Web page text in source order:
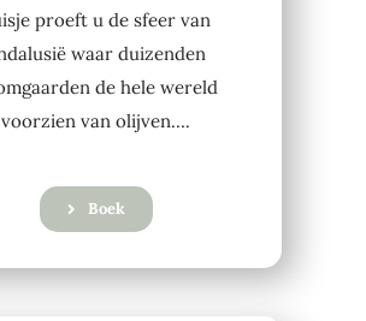
proeft u de sfeer van
waar duizenden
de hele wereld
voorzien van olijven….
Boek